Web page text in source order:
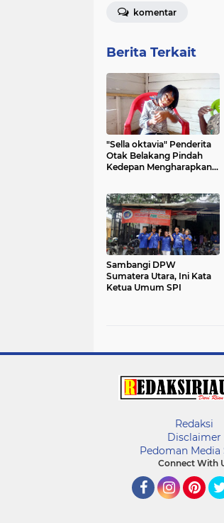
komentar
Berita Terkait
"Sella oktavia" Penderita
Otak Belakang Pindah
Kedepan Mengharapkan
Pemerintah
Sambangi DPW
Sumatera Utara, Ini Kata
Ketua Umum SPI
Redaksi
Disclaimer
Pedoman Media
Connect With